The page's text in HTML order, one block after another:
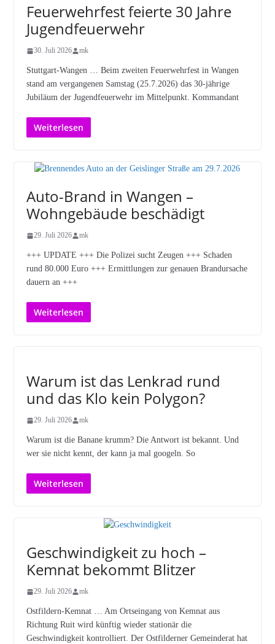
Feuerwehrfest feierte 30 Jahre
Jugendfeuerwehr
30. Juli 2026 mk
Stuttgart-Wangen … Beim zweiten Feuerwehrfest in Wangen
stand am vergangenen Samstag (25.7.2026) das 30-jährige
Jubiläum der Jugendfeuerwehr im Mittelpunkt. Kommandant
Weiterlesen
Auto-Brand in Wangen –
Wohngebäude beschädigt
29. Juli 2026 mk
+++ UPDATE +++ Die Polizei sucht Zeugen +++ Schaden
rund 80.000 Euro +++ Ermittlungen zur genauen Brandursache
dauern an +++
Weiterlesen
Warum ist das Lenkrad rund
und das Klo kein Polygon?
29. Juli 2026 mk
Warum ist die Banane krumm? Die Antwort ist bekannt. Und
wer sie nicht kennt, der kann ja mal googeln. So
Weiterlesen
Geschwindigkeit zu hoch –
Kemnat bekommt Blitzer
29. Juli 2026 mk
Ostfildern-Kemnat … Am Ortseingang von Kemnat aus
Richtung Ruit wird künftig wieder stationär die
Geschwindigkeit kontrolliert. Der Ostfilderner Gemeinderat hat